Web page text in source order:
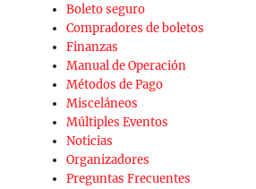
Boleto seguro
Compradores de boletos
Finanzas
Manual de Operación
Métodos de Pago
Misceláneos
Múltiples Eventos
Noticias
Organizadores
Preguntas Frecuentes